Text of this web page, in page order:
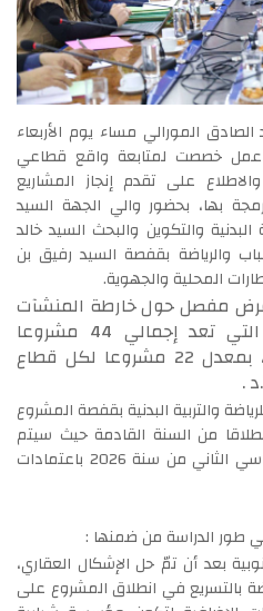
المورالي مساء يوم الأربعاء
على جلسة عمل خصصت لمتابعة واقع قطاعي
على تقدم إنجاز المشاريع
بها، بحضور والي الجهة السيد
والتكوين والبحث السيد خالد
والرياضة بقفصة السيد رفيق بن
المحلية والجهوية.
مفصل حول خارطة المنشآت
الشبابية والرياضية بالجهة التي تعد إجمالي 44 مشروعا
شبابيا ورياضيا وزعت تناصفا، بمعدل 22 مشروعا لكل قطاع
والتربية البدنية بقفصة المشروع
من السنة القادمة حيث سيتم
الانطلاق في الأشغال خلال السداسي الثاني من سنة 2026 باعتمادات
بعد أن تمّ حل الإشكال العقاري،
بالتسريع في انطلاق المشروع على